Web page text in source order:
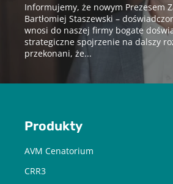
Informujemy, że nowym Prezesem
Bartłomiej Staszewski –
wnosi do naszej firmy bogate
strategiczne spojrzenie na dalszy
przekonani, że...
Pobierz
aby pobrać raport
Produkty
AVM Cenatorium
CRR3